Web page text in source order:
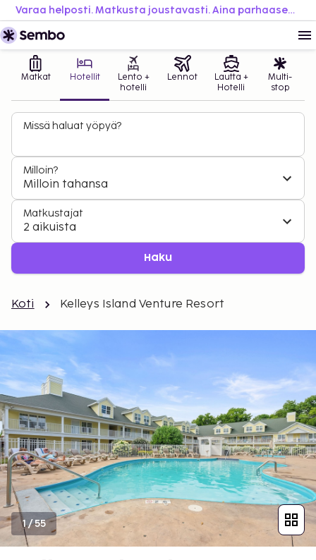
Varaa helposti. Matkusta joustavasti. Aina parhaaseen hintaan.
Matkat Hotellit
Lento +
hotelli
Lennot
Lautta +
Hotelli
Multi-
stop
Missä haluat yöpyä?
Milloin?
Milloin tahansa
Matkustajat
2 aikuista
Haku
Koti Kelleys Island Venture Resort
1/55